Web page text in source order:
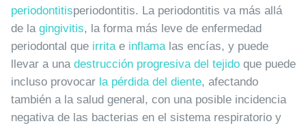
periodontitisperiodontitis. La periodontitis va más allá
de la gingivitis, la forma más leve de enfermedad
periodontal que irritae inflamalas encías, y puede
llevar a una destrucción progresiva del tejidoque puede
incluso provocar la pérdida del diente, afectando
también a la salud general, con una posible incidencia
negativa de las bacterias en el sistema respiratorio y